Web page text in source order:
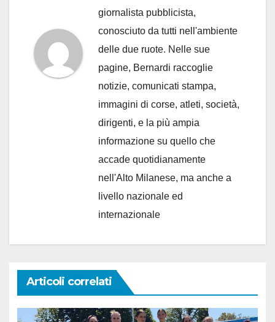
giornalista pubblicista,
conosciuto da tutti nell'ambiente
delle due ruote. Nelle sue
pagine, Bernardi raccoglie
notizie, comunicati stampa,
immagini di corse, atleti, società,
dirigenti, e la più ampia
informazione su quello che
accade quotidianamente
nell'Alto Milanese, ma anche a
livello nazionale ed
internazionale
Articoli correlati